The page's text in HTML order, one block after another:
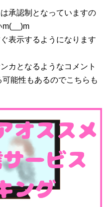
承認制となっていますの
m(__)m
表示するようになります
カとなるようなコメント
能性もあるのでこちらも